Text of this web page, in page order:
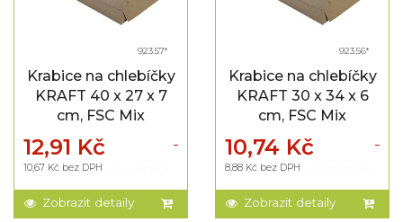
923.57*
Krabice na chlebíčky
KRAFT 40 x 27 x 7
cm, FSC Mix
12,91 Kč
Na objednávku
10,67 Kč bez DPH
Zobrazit detaily
923.56*
Krabice na chlebíčky
KRAFT 30 x 34 x 6
cm, FSC Mix
10,74 Kč
Na objednávku
8,88 Kč bez DPH
Zobrazit detaily